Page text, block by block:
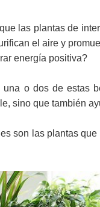
las plantas de
el aire y
energía positiva?
una o dos de estas
sino que también
son las plantas